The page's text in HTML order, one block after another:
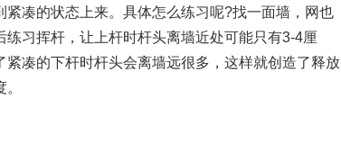
凑的状态上来。具体怎么练习呢?找一面墙，网也
习挥杆，让上杆时杆头离墙近处可能只有3-4厘
凑的下杆时杆头会离墙远很多，这样就创造了释放